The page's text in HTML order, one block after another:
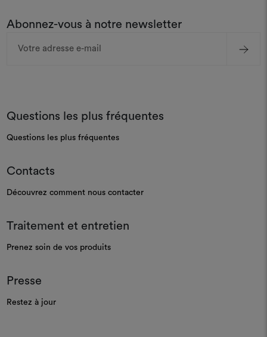
Abonnez-vous à notre newsletter
Questions les plus fréquentes
Questions les plus fréquentes
Contacts
Découvrez comment nous contacter
Traitement et entretien
Prenez soin de vos produits
Presse
Restez à jour